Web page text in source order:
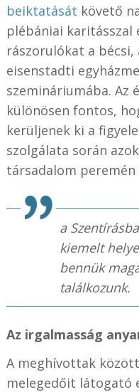
beiktatását követő
plébániai karitásszal
rászorulókat a bécsi,
eisenstadti
szemináriumába. Az
különösen fontos,
kerüljenek ki a
szolgálata során
társadalom
a
kiemelt
bennük
találkozunk.
Az irgalmasság
A meghívottak
melegedőit látogató